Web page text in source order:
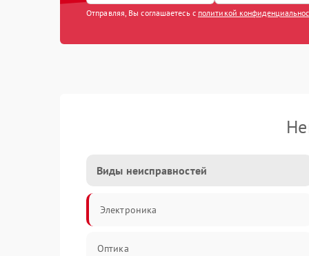
Отправляя, Вы соглашаетесь с политикой
Виды неисправностей
Электроника
Оптика